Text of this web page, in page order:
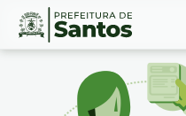
Ir
Conteúdo